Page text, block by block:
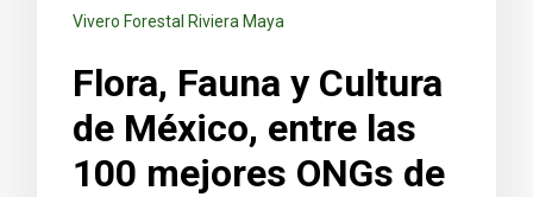
Vivero Forestal Riviera Maya
Flora, Fauna y Cultura
de México, entre las
100 mejores ONGs de